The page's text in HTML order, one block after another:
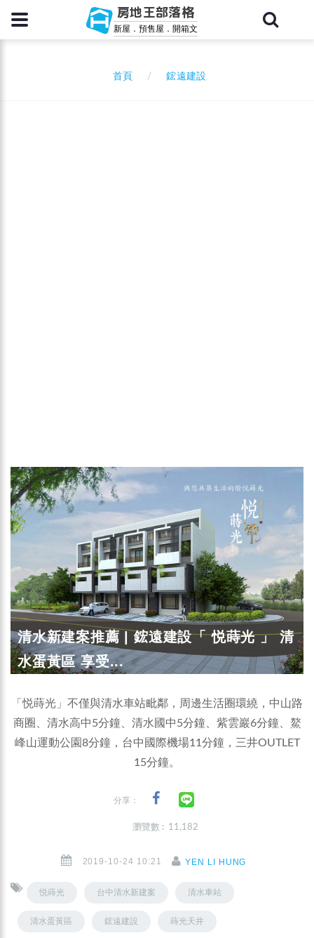
房地王部落格
新屋．預售屋．開箱文
首頁 鋐遠建設
清水新建案推薦 | 鋐遠建設「 悦蒔光 」 清
水蛋黃區 享受...
「悦蒔光」不僅與清水車站毗鄰，周邊生活圈環繞，中山路
商圈、清水高中5分鐘、清水國中5分鐘、紫雲巖6分鐘、鰲
峰山運動公園8分鐘，台中國際機場11分鐘，三井OUTLET
15分鐘。
分享：
瀏覽數 : 11,182
2019-10-24 10:21 YEN LI HUNG
悦蒔光 台中清水新建案 清水車站
清水蛋黃區 鋐遠建設 蒔光天井